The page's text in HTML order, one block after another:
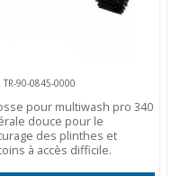
TR-90-0845-0000
pour multiwash pro 340
douce pour le
des plinthes et
à accès difficile.